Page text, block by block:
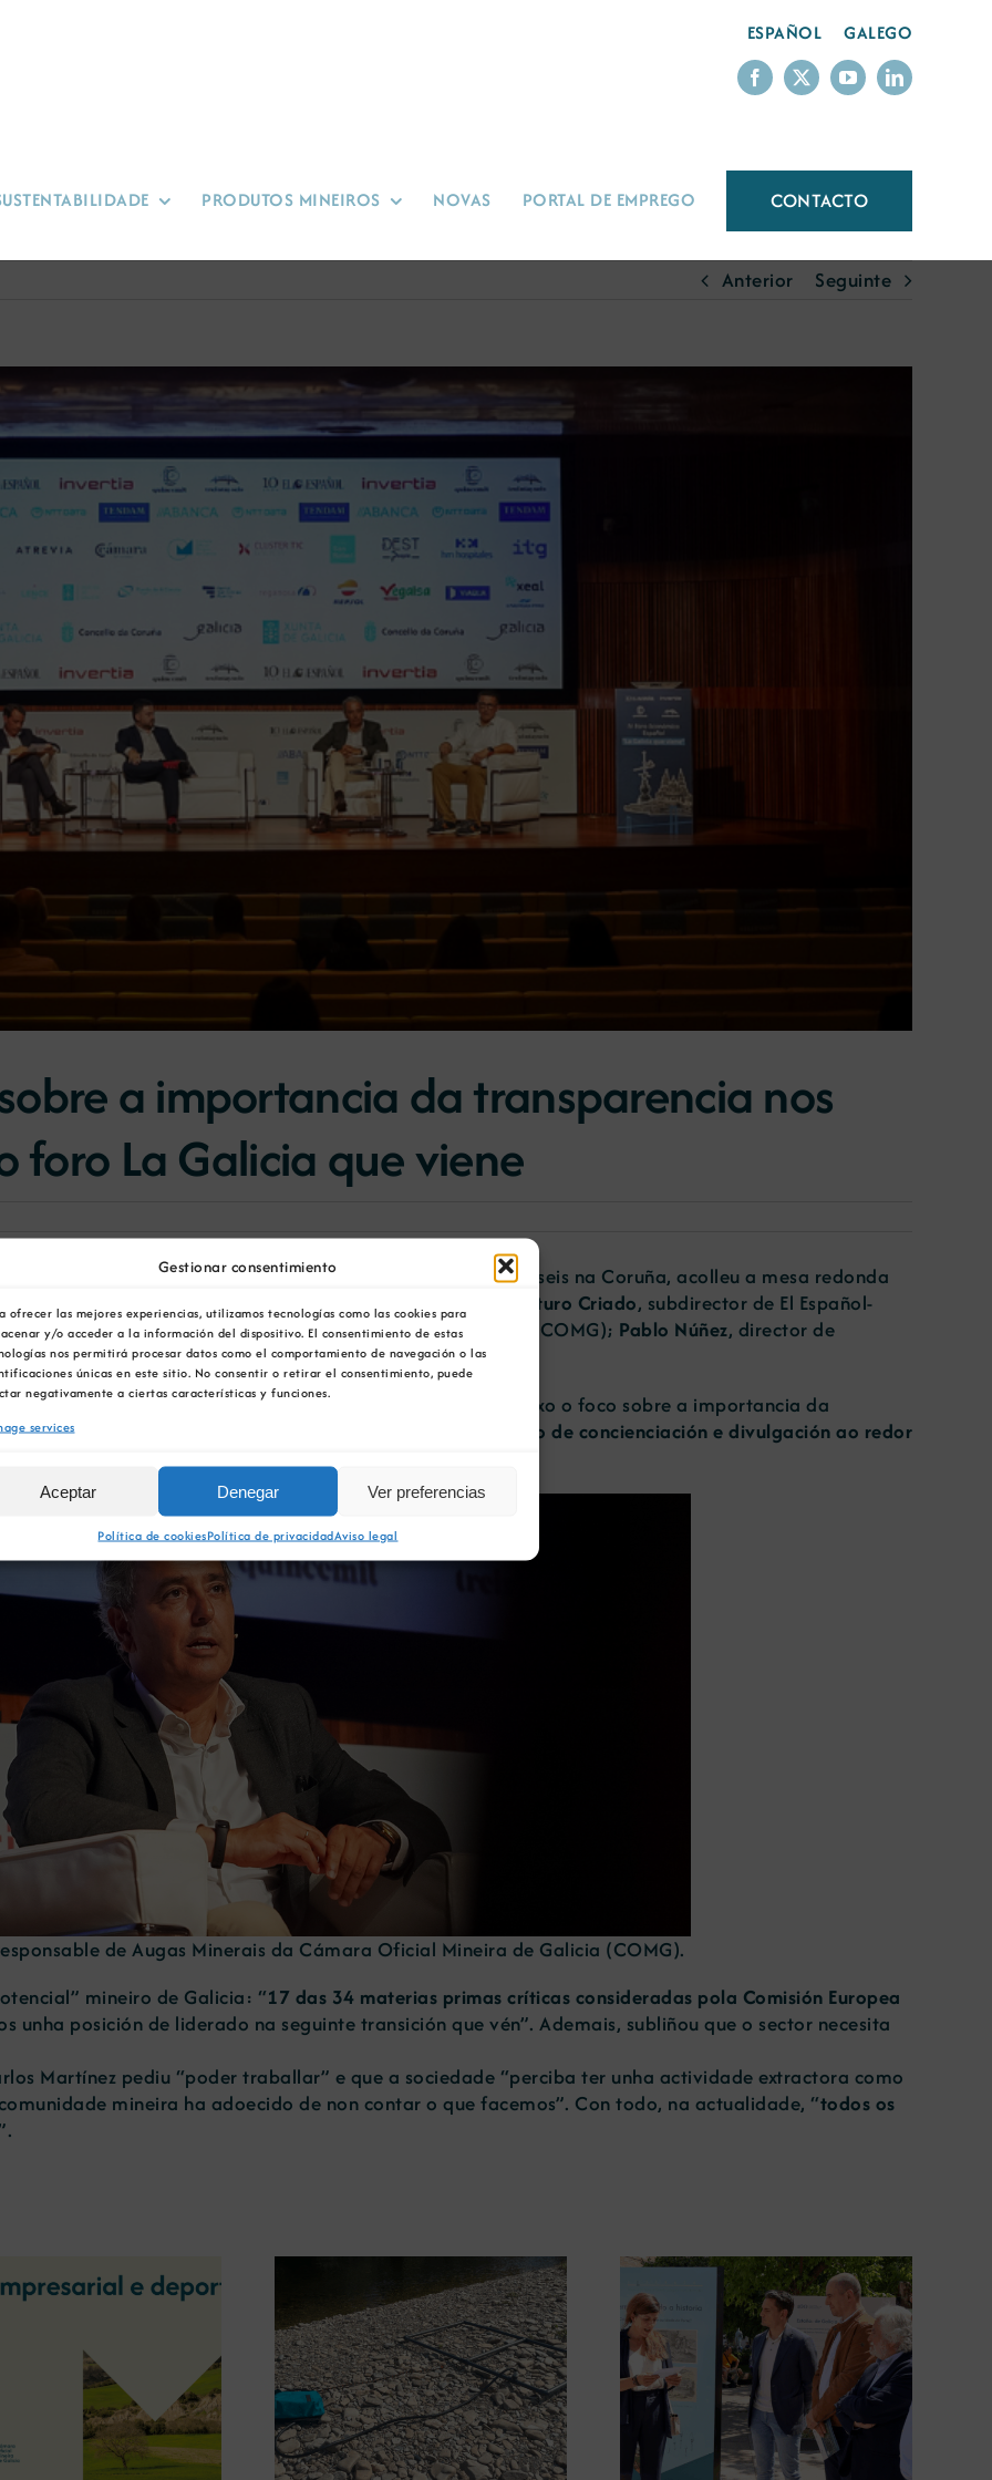
Gestionar consentimiento
ofrecer las mejores experiencias, utilizamos tecnologías como las cookies para
y/o acceder a la información del dispositivo. El consentimiento de estas
nos permitirá procesar datos como el comportamiento de navegación o las
únicas en este sitio. No consentir o retirar el consentimiento, puede
negativamente a ciertas características y funciones.
services
Aceptar Denegar Ver preferencias
Política de cookiesPolítica de privacidadAviso legal
ESPAÑOL GALEGO
PRODUTOS MINEIROS NOVAS PORTAL DE EMPREGO CONTACTO
Anterior Seguinte
a importancia da transparencia nos
foro La Galicia que viene
organizado por El Español, Invertia, Quincemil e Treintayseis na Coruña, acolleu a mesa redonda
potencial mineiro galego. A conversación, moderada por Arturo Criado, subdirector de El Español-
de Augas Minerais da Cámara Oficial Mineira de Galicia (COMG); Pablo Núñez, director de
Carlos Martínez, director de Minería de Recursos de Galicia.
hai “unha tradición mineira moi significativa”
. Tamén puxo o foco sobre a importancia da
de minería. Para finalizar, quixo poñer en valor o
traballo de concienciación e divulgación ao redor
de Augas Minerais da Cámara Oficial Mineira de Galicia (COMG).
mineiro de Galicia: “17 das 34 materias primas críticas consideradas pola Comisión Europea
unha posición de liderado na seguinte transición que vén”. Ademais, subliñou que o sector necesita
Martínez pediu “poder traballar” e que a sociedade “perciba ter unha actividade extractora como
mineira ha adoecido de non contar o que facemos”. Con todo, na actualidade, “todos os
presentan as últimas
innovacións en restauración
ambiental para a minaría
galega
A COMG inaugura en
Ourense a exposición
‘Tesouros da terra’
A COMG leva a Vigo a
exposición ‘Tesouros da terra’